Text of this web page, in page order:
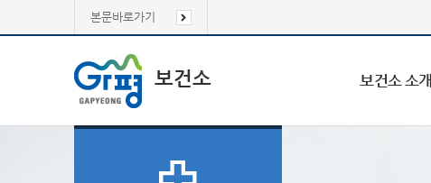
본문바로가기
보건소 보건소 소개